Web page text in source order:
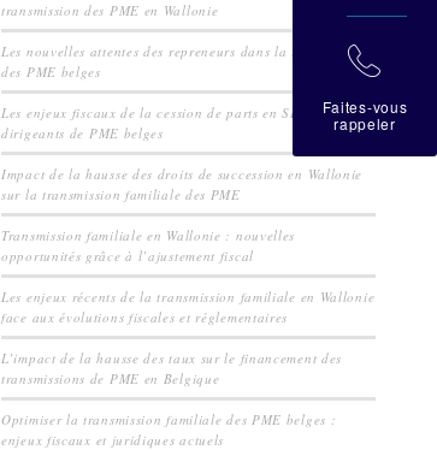
transmission des PME en Wallonie
Les nouvelles attentes des repreneurs dans la transmission
des PME belges
Les enjeux fiscaux de la cession de parts en SRL pour les
dirigeants de PME belges
Impact de la hausse des droits de succession en Wallonie
sur la transmission familiale des PME
Transmission familiale en Wallonie : nouvelles
opportunités grâce à l’ajustement fiscal
Les enjeux récents de la transmission familiale en Wallonie
face aux évolutions fiscales et réglementaires
L’impact de la hausse des taux sur le financement des
transmissions de PME en Belgique
Optimiser la transmission familiale des PME belges :
enjeux fiscaux et juridiques actuels
拉
Faites-vous
rappeler